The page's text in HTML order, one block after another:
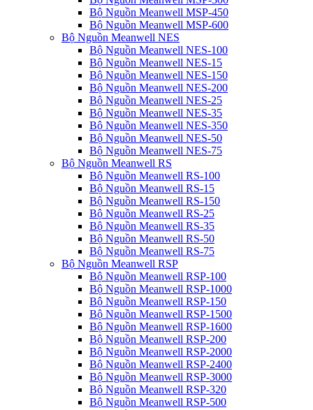
Bộ Nguồn Meanwell MSP-450
Bộ Nguồn Meanwell MSP-600
Bộ Nguồn Meanwell NES
Bộ Nguồn Meanwell NES-100
Bộ Nguồn Meanwell NES-15
Bộ Nguồn Meanwell NES-150
Bộ Nguồn Meanwell NES-200
Bộ Nguồn Meanwell NES-25
Bộ Nguồn Meanwell NES-35
Bộ Nguồn Meanwell NES-350
Bộ Nguồn Meanwell NES-50
Bộ Nguồn Meanwell NES-75
Bộ Nguồn Meanwell RS
Bộ Nguồn Meanwell RS-100
Bộ Nguồn Meanwell RS-15
Bộ Nguồn Meanwell RS-150
Bộ Nguồn Meanwell RS-25
Bộ Nguồn Meanwell RS-35
Bộ Nguồn Meanwell RS-50
Bộ Nguồn Meanwell RS-75
Bộ Nguồn Meanwell RSP
Bộ Nguồn Meanwell RSP-100
Bộ Nguồn Meanwell RSP-1000
Bộ Nguồn Meanwell RSP-150
Bộ Nguồn Meanwell RSP-1500
Bộ Nguồn Meanwell RSP-1600
Bộ Nguồn Meanwell RSP-200
Bộ Nguồn Meanwell RSP-2000
Bộ Nguồn Meanwell RSP-2400
Bộ Nguồn Meanwell RSP-3000
Bộ Nguồn Meanwell RSP-320
Bộ Nguồn Meanwell RSP-500